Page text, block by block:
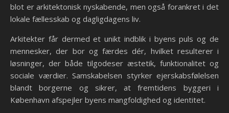
blot er arkitektonisk nyskabende, men også forankret i det
lokale fællesskab og dagligdagens liv.
Arkitekter får dermed et unikt indblik i byens puls og de
mennesker, der bor og færdes dér, hvilket resulterer i
løsninger, der både tilgodeser æstetik, funktionalitet og
sociale værdier. Samskabelsen styrker ejerskabsfølelsen
blandt borgerne og sikrer, at fremtidens byggeri i
København afspejler byens mangfoldighed og identitet.